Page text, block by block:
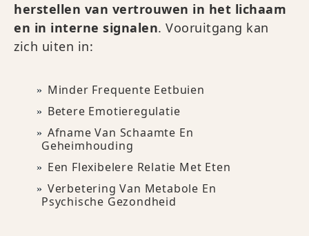
herstellen van vertrouwen in het lichaam
en in interne signalen. Vooruitgang kan
zich uiten in:
Minder Frequente Eetbuien
Betere Emotieregulatie
Afname Van Schaamte En
Geheimhouding
Een Flexibelere Relatie Met Eten
Verbetering Van Metabole En
Psychische Gezondheid